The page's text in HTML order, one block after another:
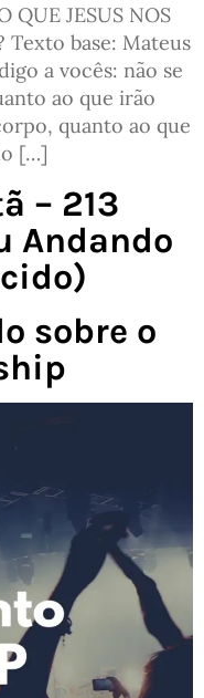
QUE JESUS NOS
Texto base: Mateus
a vocês: não se
ao que irão
quanto ao que
[…]
– 213
Andando
sobre o